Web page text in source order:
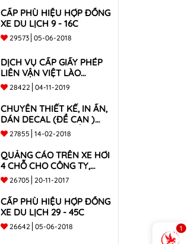
CẤP PHÙ HIỆU HỢP ĐỒNG
XE DU LỊCH 9 - 16C
29573 05-06-2018
DỊCH VỤ CẤP GIẤY PHÉP
LIÊN VẬN VIỆT LÀO
NHANH CHÓNG , UY TÍN
TOÀN QUỐC
28422 04-11-2019
CHUYÊN THIẾT KẾ, IN ẤN,
DÁN DECAL (ĐỀ CAN )
TRÊN THÙNG XE TẢI CHO
CÔNG TY
27855 14-02-2018
QUẢNG CÁO TRÊN XE HƠI
4 CHỖ CHO CÔNG TY,
DOANH NGHIỆP
26705 20-11-2017
CẤP PHÙ HIỆU HỢP ĐỒNG
XE DU LỊCH 29 - 45C
26642 05-06-2018 1